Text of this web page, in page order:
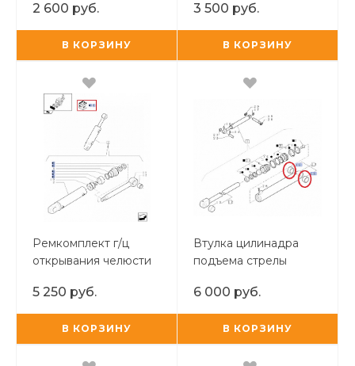
2 600 руб.
В КОРЗИНУ
3 500 руб.
В КОРЗИНУ
Ремкомплект г/ц
открывания челюсти
5 250 руб.
В КОРЗИНУ
Втулка цилинадра
подъема стрелы
6 000 руб.
В КОРЗИНУ